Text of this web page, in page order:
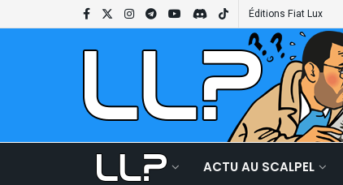
Éditions Fiat Lux
ACTU AU SCALPEL